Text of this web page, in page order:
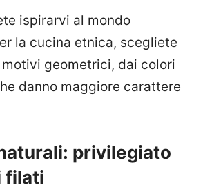
ispirarvi al mondo
la cucina etnica, scegliete
geometrici, dai colori
danno maggiore carattere
privilegiato
filati